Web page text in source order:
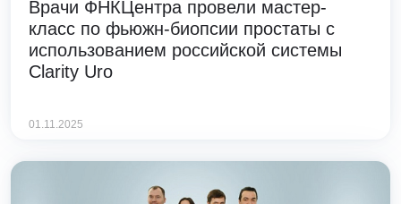
Врачи ФНКЦентра провели мастер-
класс по фьюжн-биопсии простаты с
использованием российской системы
Clarity Uro
01.11.2025